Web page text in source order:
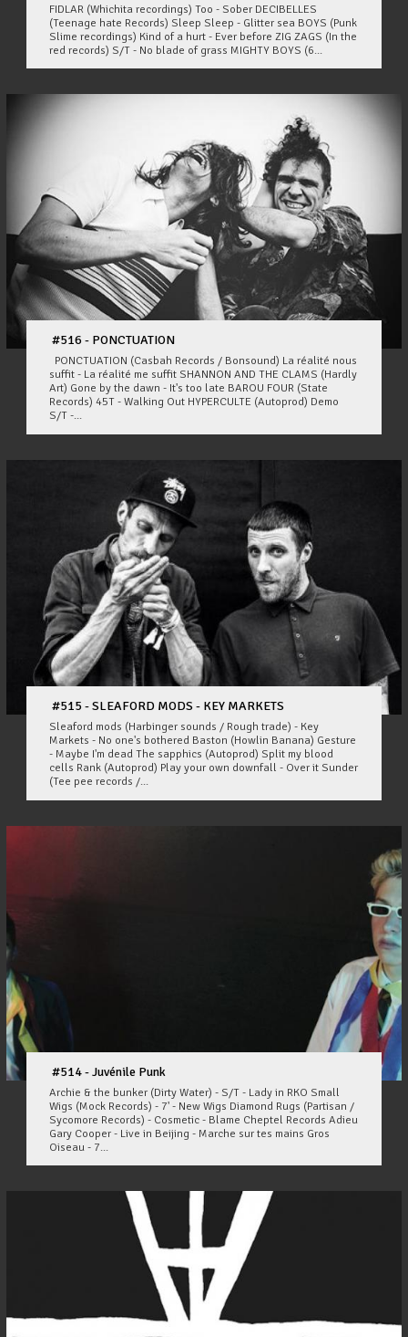
FIDLAR (Whichita recordings) Too - Sober DECIBELLES
(Teenage hate Records) Sleep Sleep - Glitter sea BOYS (Punk
Slime recordings) Kind of a hurt - Ever before ZIG ZAGS (In the
red records) S/T - No blade of grass MIGHTY BOYS (6...
#516 - PONCTUATION
PONCTUATION (Casbah Records / Bonsound) La réalité nous
suffit - La réalité me suffit SHANNON AND THE CLAMS (Hardly
Art) Gone by the dawn - It's too late BAROU FOUR (State
Records) 45T - Walking Out HYPERCULTE (Autoprod) Demo
S/T -...
#515 - SLEAFORD MODS - KEY MARKETS
Sleaford mods (Harbinger sounds / Rough trade) - Key
Markets - No one's bothered Baston (Howlin Banana) Gesture
- Maybe I'm dead The sapphics (Autoprod) Split my blood
cells Rank (Autoprod) Play your own downfall - Over it Sunder
(Tee pee records /...
#514 - Juvénile Punk
Archie & the bunker (Dirty Water) - S/T - Lady in RKO Small
Wigs (Mock Records) - 7' - New Wigs Diamond Rugs (Partisan /
Sycomore Records) - Cosmetic - Blame Cheptel Records Adieu
Gary Cooper - Live in Beijing - Marche sur tes mains Gros
Oiseau - 7...